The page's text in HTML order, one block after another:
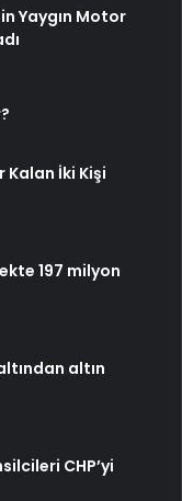
Yaygın Motor
Kalan İki Kişi
197 milyon
altın
CHP’yi